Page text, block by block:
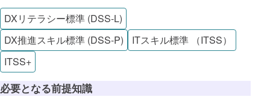
DXリテラシー標準 (DSS-L)
DX推進スキル標準 (DSS-P)
ITスキル標準 （ITSS）
ITSS+
必要となる前提知識